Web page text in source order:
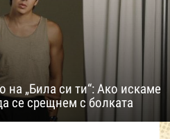
на „Била си ти“: Ако искаме
се срещнем с болката